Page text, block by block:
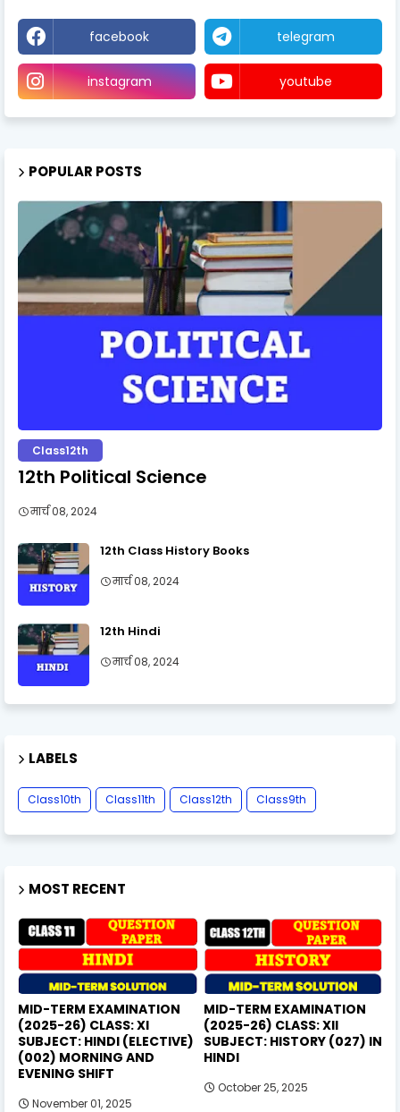
facebook telegram
instagram youtube
POPULAR POSTS
Class12th
12th Political Science
मार्च 08, 2024
12th Class History Books
मार्च 08, 2024
12th Hindi
मार्च 08, 2024
LABELS
Class10th Class11th Class12th Class9th
MOST RECENT
MID-TERM EXAMINATION
(2025-26) CLASS: XI
SUBJECT: HINDI (ELECTIVE)
(002) MORNING AND
EVENING SHIFT
November 01, 2025
MID-TERM EXAMINATION
(2025-26) CLASS: XII
SUBJECT: HISTORY (027) IN
HINDI
October 25, 2025